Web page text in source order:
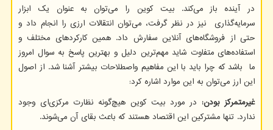
در آینده باز می‌کند. بیت کوین را می‌توان به عنوان یک ابزار
سرمایه‌گذاری نیز در نظر گرفت، می‌توان انتقالات ارزی را انجام داد و
حتی از فروشگاه‌های آنلاین سفارش داد. همین کارکردهای مختلف و
استفاده‌های متفاوت شاید مهم‌ترین دلیل و بهترین پاسخ به سوال امروز
ما باشد که چرا باید با این مفاهیم واصطلاحات بیشتر آشنا شد. از اصول
این ارز می‌توان به این موارد اشاره کرد:
غیرمتمرکز بودن: در مورد بیت کوین هیچ‌گونه نظارت مرکزی‌ای وجود
ندارد. تنها مشترکین این اقتصاد هستند که باعث بقای آن می‌شوند.